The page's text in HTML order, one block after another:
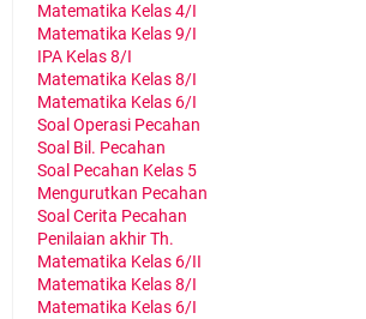
Matematika Kelas 4/I
Matematika Kelas 9/I
IPA Kelas 8/I
Matematika Kelas 8/I
Matematika Kelas 6/I
Soal Operasi Pecahan
Soal Bil. Pecahan
Soal Pecahan Kelas 5
Mengurutkan Pecahan
Soal Cerita Pecahan
Penilaian akhir Th.
Matematika Kelas 6/II
Matematika Kelas 8/I
Matematika Kelas 6/I